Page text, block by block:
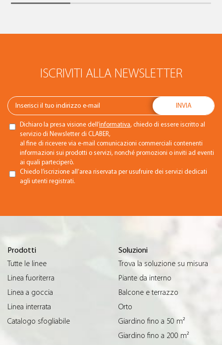
ISCRIVITI ALLA NEWSLETTER
Dichiaro la presa visione dell’informativa, chiedo di essere iscritto al
servizio di Newsletter di CLABER,
al fine di ricevere via e-mail comunicazioni commerciali contenenti
informazioni sui prodotti o servizi, nonché promozioni o inviti ad eventi
ai quali parteciperò.
Chiedo l’iscrizione all’area riservata per usufruire dei servizi dedicati
agli utenti registrati.
Prodotti
Tutte le linee
Linea fuoriterra
Linea a goccia
Linea interrata
Catalogo sfogliabile
Soluzioni
Trova la soluzione su misura
Piante da interno
Balcone e terrazzo
Orto
Giardino fino a 50 m²
Giardino fino a 200 m²